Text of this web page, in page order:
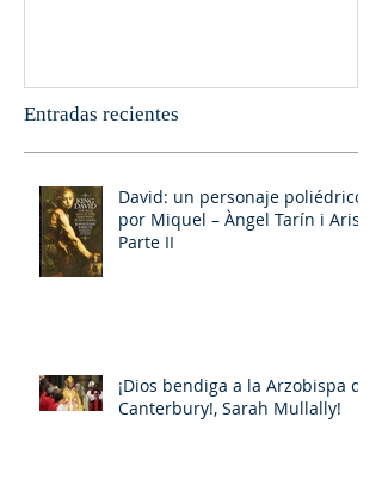
Entradas recientes
David: un personaje poliédrico,
por Miquel – Àngel Tarín i Arisó
Parte II
¡Dios bendiga a la Arzobispa de
Canterbury!, Sarah Mullally!